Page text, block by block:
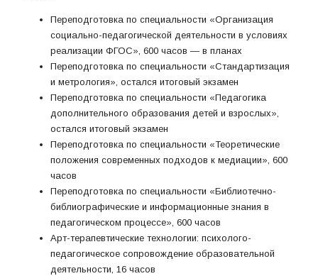
Переподготовка по специальности «Организация
социально-педагогической деятельности в условиях
реализации ФГОС», 600 часов — в планах
Переподготовка по специальности «Стандартизация
и метрология», остался итоговый экзамен
Переподготовка по специальности «Педагогика
дополнительного образования детей и взрослых»,
остался итоговый экзамен
Переподготовка по специальности «Теоретические
положения современных подходов к медиации», 600
часов
Переподготовка по специальности «Библиотечно-
библиографические и информационные знания в
педагогическом процессе», 600 часов
Арт-терапевтические технологии: психолого-
педагогическое сопровождение образовательной
деятельности, 16 часов